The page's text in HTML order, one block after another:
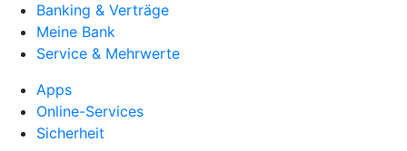
Banking & Verträge
Meine Bank
Service & Mehrwerte
Apps
Online-Services
Sicherheit